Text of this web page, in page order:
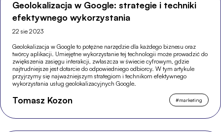
Geolokalizacja w Google: strategie i techniki
efektywnego wykorzystania
22 sie 2023
Geolokalizacja w Google to potężne narzędzie dla każdego biznesu oraz
twórcy aplikacji. Umiejętne wykorzystanie tej technologii może prowadzić do
zwiększenia zasięgu interakcji, zwłaszcza w świecie cyfrowym, gdzie
najtrudniejsze jest dotarcie do odpowiedniego odbiorcy. W tym artykule
przyjrzymy się najważniejszym strategiom i technikom efektywnego
wykorzystania usług geolokalizacyjnych Google.
Tomasz Kozon #marketing